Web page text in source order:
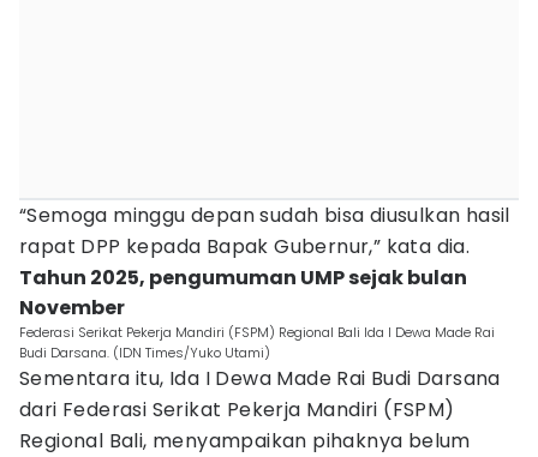
“Semoga minggu depan sudah bisa diusulkan hasil
rapat DPP kepada Bapak Gubernur,” kata dia.
Tahun 2025, pengumuman UMP sejak bulan
November
Federasi Serikat Pekerja Mandiri (FSPM) Regional Bali Ida I Dewa Made Rai
Budi Darsana. (IDN Times/Yuko Utami)
Sementara itu, Ida I Dewa Made Rai Budi Darsana
dari Federasi Serikat Pekerja Mandiri (FSPM)
Regional Bali, menyampaikan pihaknya belum